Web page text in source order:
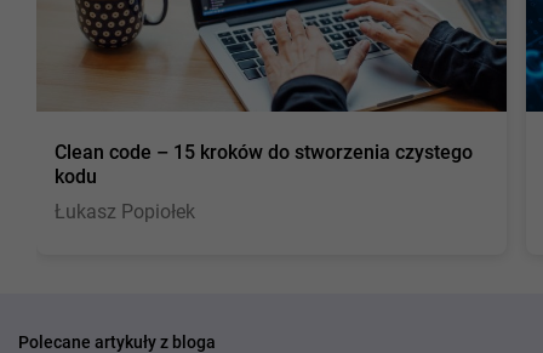
Clean code – 15 kroków do stworzenia czystego
kodu
Łukasz Popiołek
Polecane artykuły z bloga